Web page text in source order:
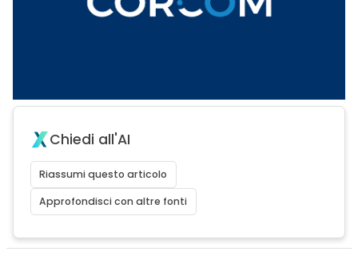
Chiedi all'AI
Riassumi questo articolo
Approfondisci con altre fonti